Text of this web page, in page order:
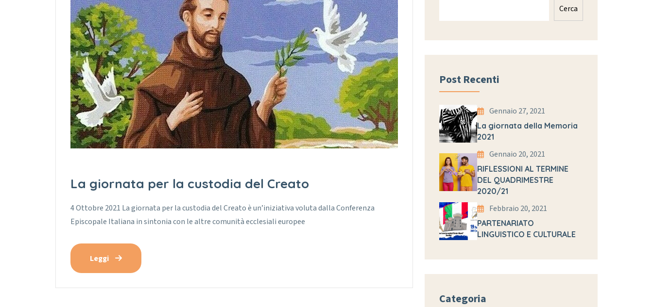
La giornata per la custodia del Creato
4 Ottobre 2021 La giornata per la custodia del Creato è un’iniziativa voluta dalla Conferenza
Episcopale Italiana in sintonia con le altre comunità ecclesiali europee
Leggi
Cerca
Post Recenti
Gennaio 27, 2021
La giornata della Memoria
2021
Gennaio 20, 2021
RIFLESSIONI AL TERMINE
DEL QUADRIMESTRE
2020/21
Febbraio 20, 2021
PARTENARIATO
LINGUISTICO E CULTURALE
Categoria